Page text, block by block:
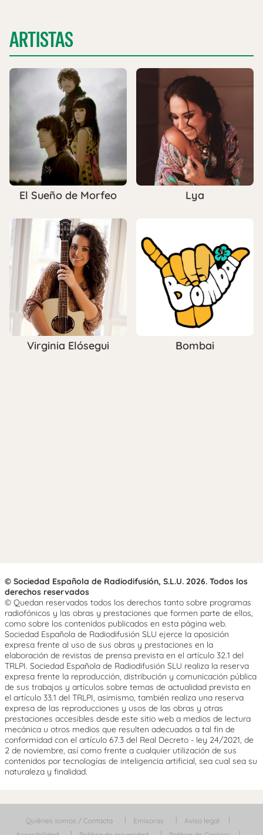
ARTISTAS
El Sueño de Morfeo Lya
Virginia Elósegui Bombai
© Sociedad Española de Radiodifusión, S.L.U. 2026. Todos los
derechos reservados
© Quedan reservados todos los derechos tanto sobre programas
radiofónicos y las obras y prestaciones que formen parte de ellos,
como sobre los contenidos publicados en esta página web.
Sociedad Española de Radiodifusión SLU ejerce la oposición
expresa frente al uso de sus obras y prestaciones en la
elaboración de revistas de prensa prevista en el artículo 32.1 del
TRLPI. Sociedad Española de Radiodifusión SLU realiza la reserva
expresa frente la reproducción, distribución y comunicación pública
de sus trabajos y artículos sobre temas de actualidad prevista en
el artículo 33.1 del TRLPI, asimismo, también realiza una reserva
expresa de las reproducciones y usos de las obras y otras
prestaciones accesibles desde este sitio web a medios de lectura
mecánica u otros medios que resulten adecuados a tal fin de
conformidad con el artículo 67.3 del Real Decreto - ley 24/2021, de
2 de noviembre, así como frente a cualquier utilización de sus
contenidos por tecnologías de inteligencia artificial, sea cual sea su
naturaleza y finalidad.
Quiénes somos / Contacta Emisoras
Aviso legal